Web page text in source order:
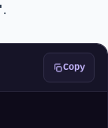
.
Copy